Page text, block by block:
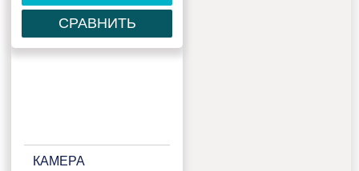
СРАВНИТЬ
КАМЕРА